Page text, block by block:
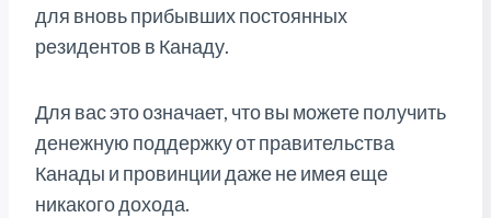
для вновь прибывших постоянных
резидентов в Канаду.
Для вас это означает, что вы можете получить
денежную поддержку от правительства
Канады и провинции даже не имея еще
никакого дохода.